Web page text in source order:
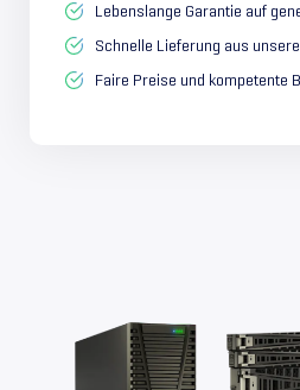
Lebenslange Garantie auf
Schnelle Lieferung aus
Faire Preise und kompetente